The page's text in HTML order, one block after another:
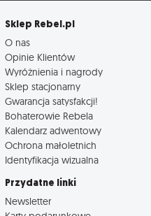
Sklep Rebel.pl
O nas
Opinie Klientów
Wyróżnienia i nagrody
Sklep stacjonarny
Gwarancja satysfakcji!
Bohaterowie Rebela
Kalendarz adwentowy
Ochrona małoletnich
Identyfikacja wizualna
Przydatne linki
Newsletter